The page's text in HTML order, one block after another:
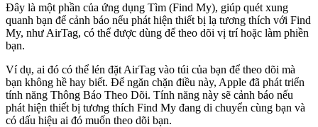
Đây là một phần của ứng dụng Tìm (Find My), giúp quét xung
quanh bạn để cảnh báo nếu phát hiện thiết bị lạ tương thích với Find
My, như AirTag, có thể được dùng để theo dõi vị trí hoặc làm phiền
bạn.
Ví dụ, ai đó có thể lén đặt AirTag vào túi của bạn để theo dõi mà
bạn không hề hay biết. Để ngăn chặn điều này, Apple đã phát triển
tính năng Thông Báo Theo Dõi. Tính năng này sẽ cảnh báo nếu
phát hiện thiết bị tương thích Find My đang di chuyển cùng bạn và
có dấu hiệu ai đó muốn theo dõi bạn.